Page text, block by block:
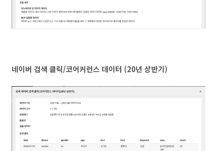
네이버 검색 클릭/코어커런스 데이터 (20년 상반기)